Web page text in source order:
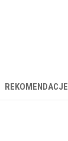
REKOMENDACJE